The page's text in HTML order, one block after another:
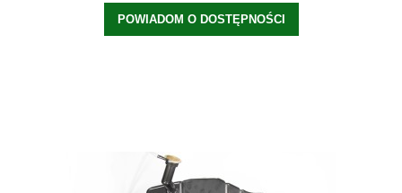
POWIADOM O DOSTĘPNOŚCI